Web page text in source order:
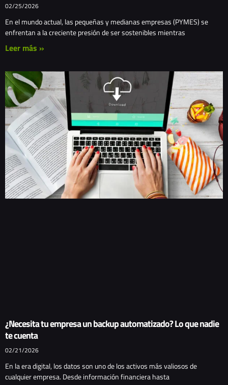
02/25/2026
En el mundo actual, las pequeñas y medianas empresas (PYMES) se
enfrentan a la creciente presión de ser sostenibles mientras
Leer más »
¿Necesita tu empresa un backup automatizado? Lo que nadie
te cuenta
02/21/2026
En la era digital, los datos son uno de los activos más valiosos de
cualquier empresa. Desde información financiera hasta